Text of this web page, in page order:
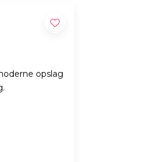
opslag